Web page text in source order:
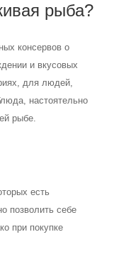
рыба?
консервов о
и вкусовых
для людей,
настоятельно
рыбе.
есть
позволить себе
при покупке